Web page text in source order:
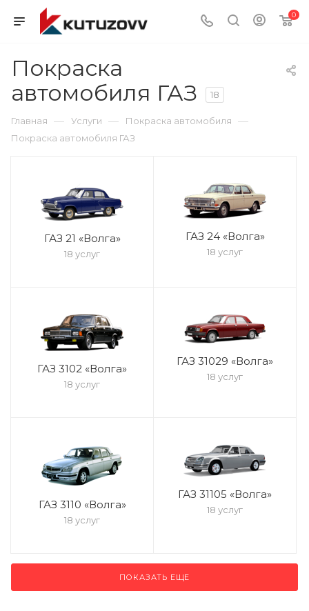
0
Покраска
автомобиля ГАЗ
18
Главная — Услуги — Покраска автомобиля —
Покраска автомобиля ГАЗ
ГАЗ 21 «Волга»
18 услуг
ГАЗ 24 «Волга»
18 услуг
ГАЗ 3102 «Волга»
18 услуг
ГАЗ 31029 «Волга»
18 услуг
ГАЗ 3110 «Волга»
18 услуг
ГАЗ 31105 «Волга»
18 услуг
ПОКАЗАТЬ ЕЩЕ